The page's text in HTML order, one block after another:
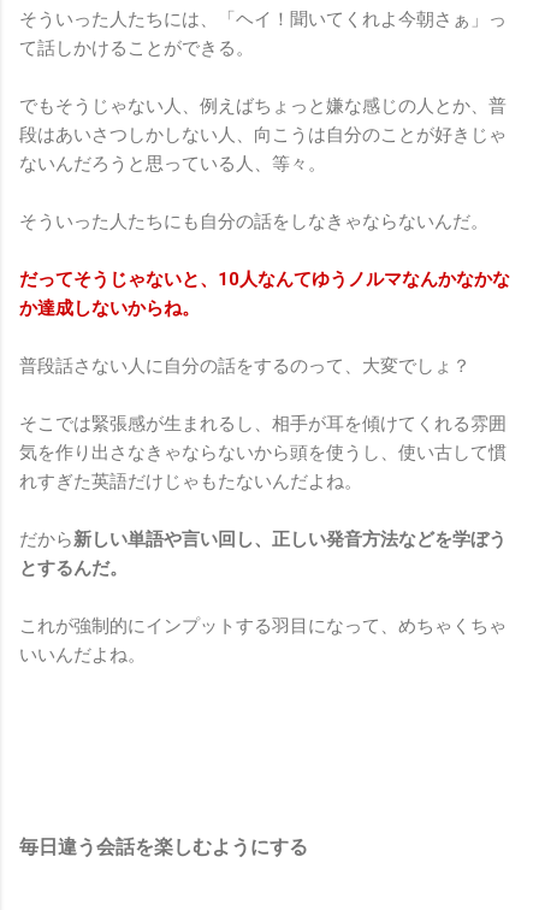
そういった人たちには、「ヘイ！聞いてくれよ今朝さぁ」っ
て話しかけることができる。
でもそうじゃない人、例えばちょっと嫌な感じの人とか、普
段はあいさつしかしない人、向こうは自分のことが好きじゃ
ないんだろうと思っている人、等々。
そういった人たちにも自分の話をしなきゃならないんだ。
だってそうじゃないと、10人なんてゆうノルマなんかなかな
か達成しないからね。
普段話さない人に自分の話をするのって、大変でしょ？
そこでは緊張感が生まれるし、相手が耳を傾けてくれる雰囲
気を作り出さなきゃならないから頭を使うし、使い古して慣
れすぎた英語だけじゃもたないんだよね。
だから新しい単語や言い回し、正しい発音方法などを学ぼう
とするんだ。
これが強制的にインプットする羽目になって、めちゃくちゃ
いいんだよね。
毎日違う会話を楽しむようにする